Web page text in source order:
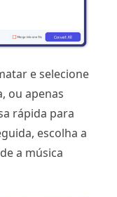
e selecione
ou apenas
rápida para
escolha a
a música